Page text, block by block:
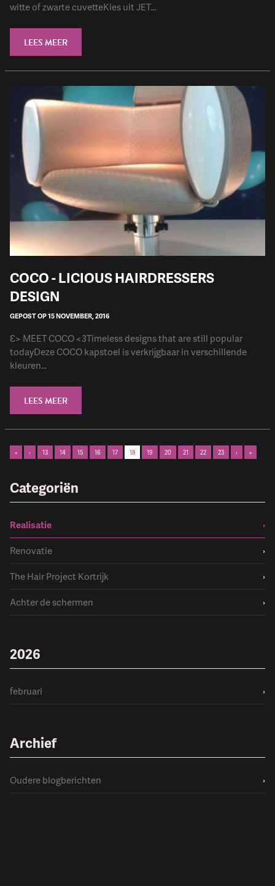
witte of zwarte cuvetteKies uit JET...
LEES MEER
COCO - LICIOUS HAIRDRESSERS
DESIGN
GEPOST OP 15 NOVEMBER, 2016
Ɛ> MEET COCO <3Timeless designs that are still popular
todayDeze COCO kapstoel is verkrijgbaar in verschillende
kleuren...
LEES MEER
« ‹ 13 14 15 16 17 18 19 20 21 22 23 › »
Categoriën
Realisatie
›
Renovatie
›
The Hair Project Kortrijk
›
Achter de schermen
›
2026
februari ›
Archief
Oudere blogberichten ›